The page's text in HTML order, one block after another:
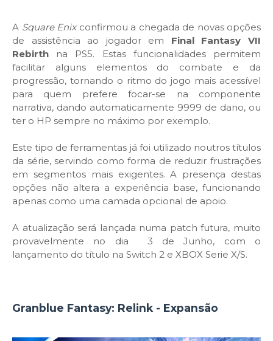
A Square Enixconfirmou a chegada de novas opções
de assistência ao jogador em Final Fantasy VII
Rebirth na PS5. Estas funcionalidades permitem
facilitar alguns elementos do combate e da
progressão, tornando o ritmo do jogo mais acessível
para quem prefere focar-se na componente
narrativa, dando automaticamente 9999 de dano, ou
ter o HP sempre no máximo por exemplo.
Este tipo de ferramentas já foi utilizado noutros títulos
da série, servindo como forma de reduzir frustrações
em segmentos mais exigentes. A presença destas
opções não altera a experiência base, funcionando
apenas como uma camada opcional de apoio.
A atualização será lançada numa patch futura, muito
provavelmente no dia 3 de Junho, com o
lançamento do título na Switch 2 e XBOX Serie X/S.
Granblue Fantasy: Relink - Expansão